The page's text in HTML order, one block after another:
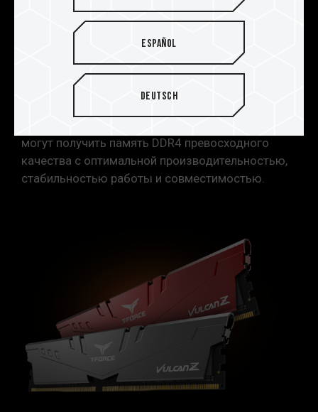
долговечность
Каждый чип, изготовленный для модуля игровой
памяти T-FORCE VULCAN Z DDR4 от TEAMGROUP,
выбирается путем тщательного тестирования.
Каждый модуль памяти для оверклокинга
тестируется на предмет полной совместимости и
могут получить память DDR4 превосходного
качества с оптимальной производительностью,
стабильностью работы и совместимостью.
Español
Deutsch